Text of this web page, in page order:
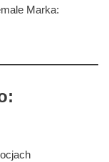
Marka: